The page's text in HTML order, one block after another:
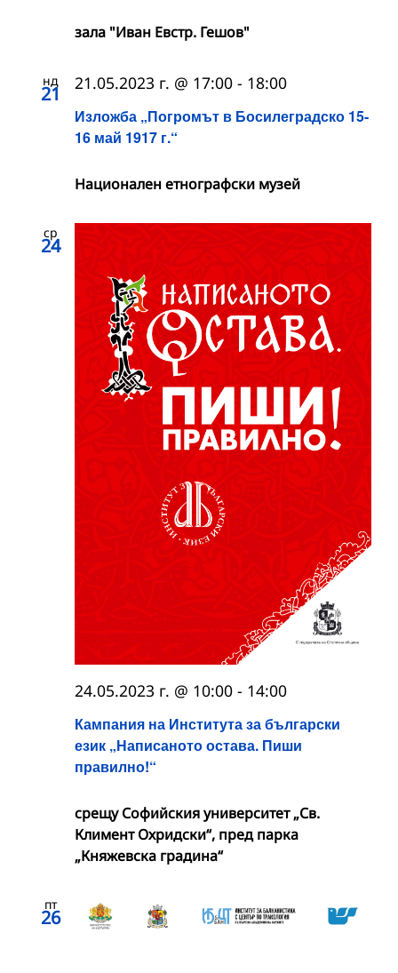
зала "Иван Евстр. Гешов"
нд
21
Изложба „Погромът в Босилеградско 15-
16 май 1917 г.“
21.05.2023 г. @ 17:00 - 18:00
Национален етнографски музей
ср
24
Кампания на Института за български
език „Написаното остава. Пиши
правилно!“
24.05.2023 г. @ 10:00 - 14:00
срещу Софийския университет „Св.
Климент Охридски“, пред парка
„Княжевска градина“
пт
26